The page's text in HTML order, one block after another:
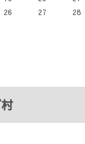
26 27 28